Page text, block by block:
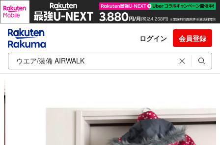
ログイン 会員登録